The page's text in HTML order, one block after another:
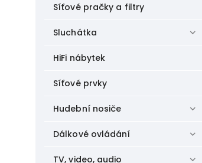
Dynavox
Fosi
Heos
JBL
Lyngdorf
Marantz
Síťové pračky a filtry
Sluchátka
HiFi nábytek
Síťové prvky
Hudební nosiče
Dálkové ovládání
TV, video, audio